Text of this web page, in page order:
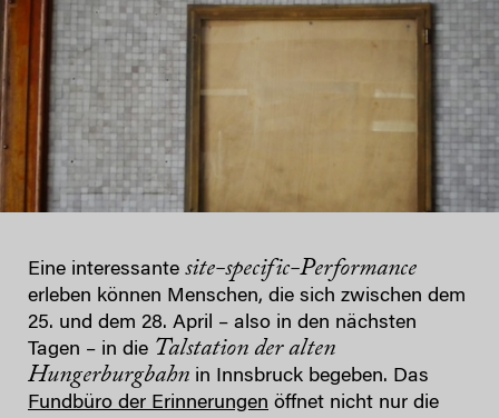
Eine interessante site-specific-Performance
erleben können Menschen, die sich zwischen dem
25. und dem 28. April – also in den nächsten
Tagen – in die Talstation der alten
Hungerburgbahn in Innsbruck begeben. Das
Fundbüro der Erinnerungen öffnet nicht nur die